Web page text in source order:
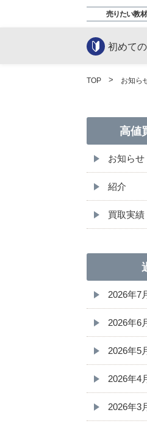
売りたい教
初めて
TOP お知ら
高値
お知らせ
紹介
買取実績
2026年7
2026年6
2026年5
2026年4
2026年3